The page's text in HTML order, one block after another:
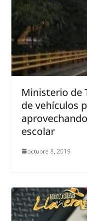
Ministerio de
de vehículos
escolar
octubre 8, 2019